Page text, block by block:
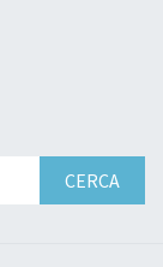
CERCA